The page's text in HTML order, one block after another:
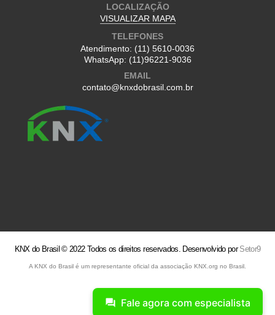
LOCALIZAÇÃO
VISUALIZAR MAPA
TELEFONES
Atendimento: (11) 5610-0036
WhatsApp: (11)96221-9036
EMAIL
contato@knxdobrasil.com.br
KNX do Brasil © 2022 Todos os direitos reservados. Desenvolvido porSetor9
A KNX do Brasil é um representante oficial da associação KNX.org no Brasil.
Fale agora com especialista